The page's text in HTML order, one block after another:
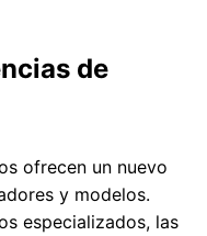
de
ofrecen un nuevo
y modelos.
especializados, las